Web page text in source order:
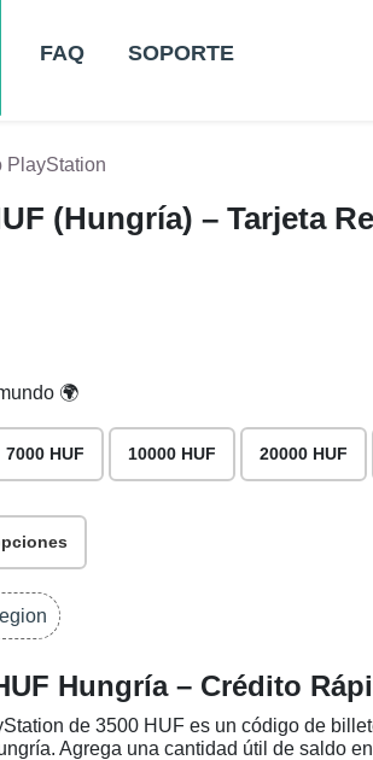
FAQ SOPORTE
PlayStation
(Hungría) – Tarjeta
🌍
7000 HUF 10000 HUF 20000 HUF
Hungría – Crédito
de 3500 HUF es un código de
Agrega una cantidad útil de saldo